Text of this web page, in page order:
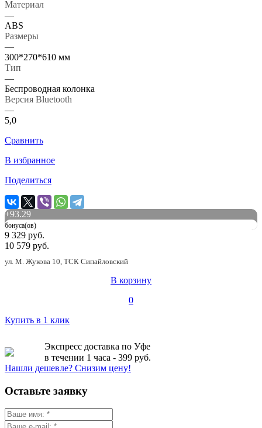
Материал
—
ABS
Размеры
—
300*270*610 мм
Тип
—
Беспроводная колонка
Версия Bluetooth
—
5,0
Сравнить
В избранное
Поделиться
+93.29
бонуса(ов)
9 329 руб.
10 579 руб.
ул. М. Жукова 10, ТСК Сипайловский
В корзину
0
Купить в 1 клик
Экспресс доставка по Уфе
в течении 1 часа - 399 руб.
Нашли дешевле? Снизим цену!
Оставьте заявку